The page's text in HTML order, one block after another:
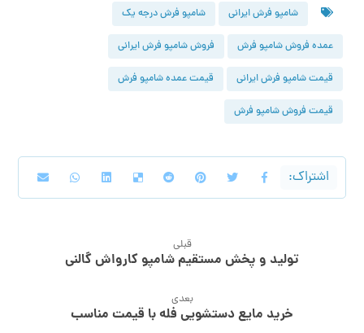
شامپو فرش ایرانی شامپو فرش درجه یک
عمده فروش شامپو فرش فروش شامپو فرش ایرانی
قیمت شامپو فرش ایرانی قیمت عمده شامپو فرش
قیمت فروش شامپو فرش
قبلی
تولید و پخش مستقیم شامپو کارواش گالنی
بعدی
خرید مایع دستشویی فله با قیمت مناسب